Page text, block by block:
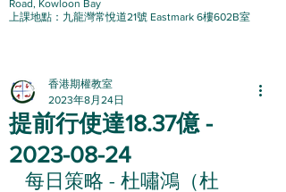
Road, Kowloon Bay
上課地點：九龍灣常悅道21號 Eastmark 6樓602B室
提前行使達18.37億 -
2023-08-24
香港期權教室
2023年8月24日
每日策略 - 杜嘯鴻（杜